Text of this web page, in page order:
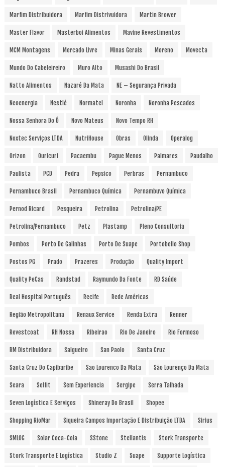
Marfim Distribuidora Marfim Distrivuidora Martin Brower
Master Flavor Masterboi Alimentos Mavine Revestimentos
MCM Montagens Mercado Livre Minas Gerais Moreno Movecta
Mundo Do Cabeleireiro Muro Alto Musashi Do Brasil
Natto Alimentos Nazaré Da Mata NE – Segurança Privada
Neoenergia Nestlé Normatel Noronha Noronha Pescados
Nossa Senhora Do Ô Novo Mateus Novo Tempo RH
Noxtec Serviços LTDA NutriHouse Obras Olinda Operalog
Orizon Ouricuri Pacaembu Pague Menos Palmares Paudalho
Paulista PCD Pedra Pepsico Perbras Pernambuco
Pernambuco Brasil Pernambuco Química Pernambuvo Química
Pernod Ricard Pesqueira Petrolina Petrolina/PE
Petrolina/Pernambuco Petz Plastamp Pleno Consultoria
Pombos Porto De Galinhas Porto De Suape Portobello Shop
Postos PG Prado Prazeres Produção Quality Import
Quality PeCas Randstad Raymundo Da Fonte RD Saúde
Real Hospital Português Recife Rede Américas
Região Metropolitana Renaux Service Renda Extra Renner
Revestcoat RH Nossa Ribeirao Rio De Janeiro Rio Formoso
RM Distribuidora Salgueiro San Paolo Santa Cruz
Santa Cruz Do Capibaribe Sao Lourenco Da Mata São Lourenço Da Mata
Seara Selfit Sem Experiencia Sergipe Serra Talhada
Seven Logística E Serviços Shineray Do Brasil Shopee
Shopping RioMar Siqueira Campos Importação E Distribuição LTDA Sirius
SMLOG Solar Coca-Cola SStone Stellantis Stork Transporte
Stork Transporte E Logística Studio Z Suape Supporte Logística